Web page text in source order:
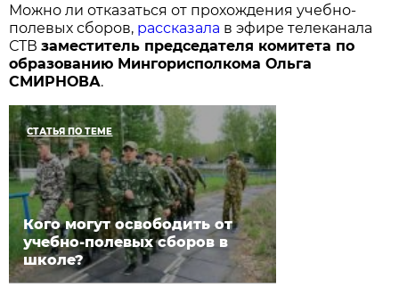
Можно ли отказаться от прохождения учебно-
полевых сборов, рассказала в эфире телеканала
СТВзаместитель председателя комитета по
образованию Мингорисполкома Ольга
СМИРНОВА.
СТАТЬЯ ПО ТЕМЕ
Кого могут освободить от
учебно-полевых сборов в
школе?